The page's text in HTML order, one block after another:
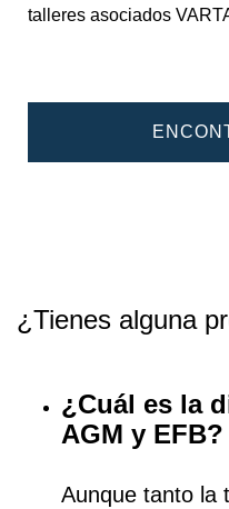
talleres asociados
¿Tienes alguna
¿Cuál es la
AGM y EFB?
Aunque tanto la